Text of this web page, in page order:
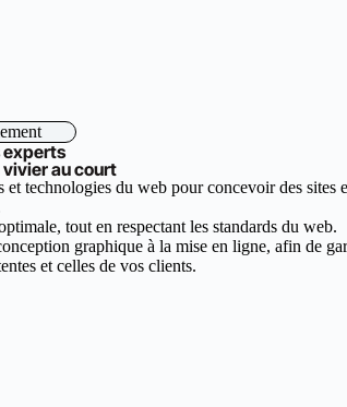
experts
au court
technologies du web pour concevoir des sites
tout en respectant les standards du web.
graphique à la mise en ligne, afin de
et celles de vos clients.